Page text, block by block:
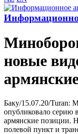
новые
Баку/15.07.20/Turan:
опубликовало серию
армянские позиции.
полевой пункт и